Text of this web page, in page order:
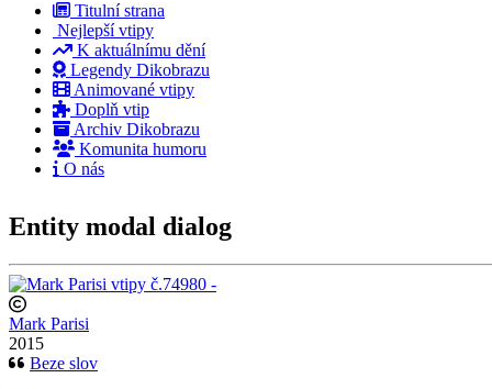
Titulní strana
Nejlepší vtipy
K aktuálnímu dění
Legendy Dikobrazu
Animované vtipy
Doplň vtip
Archiv Dikobrazu
Komunita humoru
O nás
Entity modal dialog
Mark Parisi
2015
Beze slov